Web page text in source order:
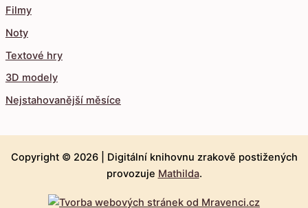
Filmy
Noty
Textové hry
3D modely
Nejstahovanější měsíce
Copyright © 2026 | Digitální knihovnu zrakově postižených
provozuje Mathilda.